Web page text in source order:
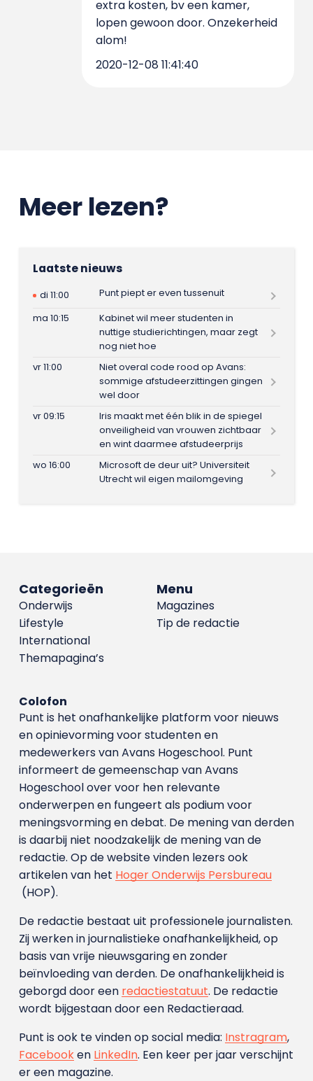
extra kosten, bv een kamer,
lopen gewoon door. Onzekerheid
alom!
2020-12-08 11:41:40
Meer lezen?
Laatste nieuws
di 11:00
Punt piept er even tussenuit
ma 10:15
Kabinet wil meer studenten in
nuttige studierichtingen, maar zegt
nog niet hoe
vr 11:00
Niet overal code rood op Avans:
sommige afstudeerzittingen gingen
wel door
vr 09:15
Iris maakt met één blik in de spiegel
onveiligheid van vrouwen zichtbaar
en wint daarmee afstudeerprijs
wo 16:00
Microsoft de deur uit? Universiteit
Utrecht wil eigen mailomgeving
Menu
Magazines
Tip de redactie
Categorieën
Onderwijs
Lifestyle
International
Themapagina’s
Colofon
Punt is het onafhankelijke platform voor nieuws
en opinievorming voor studenten en
medewerkers van Avans Hoge­school. Punt
informeert de gemeenschap van Avans
Hogeschool over voor hen relevante
onderwerpen en fungeert als podium voor
meningsvorming en debat. De mening van derden
is daarbij niet noodzakelijk de mening van de
redactie. Op de website vinden lezers ook
artikelen van het Hoger Onderwijs Persbureau
(HOP).
De redactie bestaat uit professionele journalisten.
Zij werken in journalistieke onafhankelijkheid, op
basis van vrije nieuwsgaring en zonder
beïnvloeding van derden. De onafhankelijkheid is
geborgd door een redactiestatuut. De redactie
wordt bijgestaan door een Redactieraad.
Punt is ook te vinden op social media: Instragram,
Facebooken LinkedIn. Een keer per jaar verschijnt
er een magazine.